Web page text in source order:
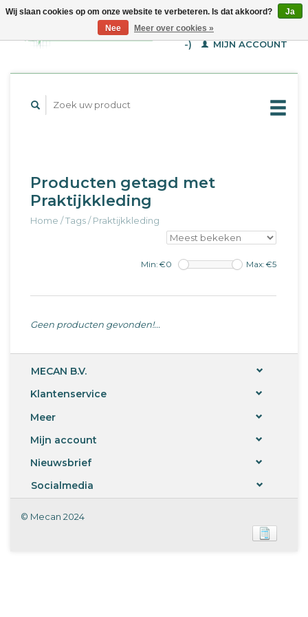
WINKELWAGEN (€--,-
-)
MIJN ACCOUNT
Producten getagd met
Praktijkkleding
Home /Tags/Praktijkkleding
Min: €0 Max: €5
Geen producten gevonden!...
MECAN B.V.
Klantenservice
Meer
Mijn account
Nieuwsbrief
Socialmedia
Wij slaan cookies op om onze website te verbeteren. Is dat akkoord?
Ja
Nee
Meer over cookies »